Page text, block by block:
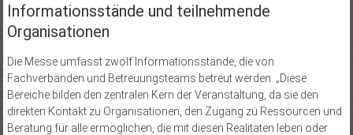
Informationsstände und teilnehmende
Organisationen
Die Messe umfasst zwölf Informationsstände, die von
Fachverbänden und Betreuungsteams betreut werden. „Diese
Bereiche bilden den zentralen Kern der Veranstaltung, da sie den
direkten Kontakt zu Organisationen, den Zugang zu Ressourcen und
Beratung für alle ermöglichen, die mit diesen Realitäten leben oder